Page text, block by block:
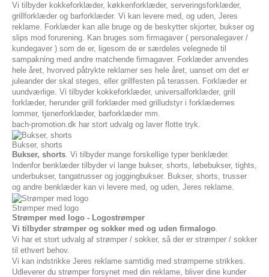
Vi tilbyder kokkeforklæder, køkkenforklæder, serveringsforklæder,
grillforklæder og barforklæder. Vi kan levere med, og uden, Jeres
reklame. Forklæder kan alle bruge og de beskytter skjorter, bukser og
slips mod forurening. Kan bruges som firmagaver ( personalegaver /
kundegaver ) som de er, ligesom de er særdeles velegnede til
sampakning med andre matchende firmagaver. Forklæder anvendes
hele året, hvorved påtrykte reklamer ses hele året, uanset om det er
juleander der skal steges, eller grillfesten på terassen. Forklæder er
uundværlige. Vi tilbyder kokkeforklæder, universalforklæder, grill
forklæder, herunder grill forklæder med grilludstyr i forklædernes
lommer, tjenerforklæder, barforklæder mm.
bach-promotion.dk har stort udvalg og laver flotte tryk.
Bukser, shorts
Bukser, shorts. Vi tilbyder mange forskellige typer benklæder.
Indenfor benklæder tilbyder vi lange bukser, shorts, løbebukser, tights,
underbukser, tangatrusser og joggingbukser. Bukser, shorts, trusser
og andre benklæder kan vi levere med, og uden, Jeres reklame.
Strømper med logo
Strømper med logo - Logostrømper
Vi tilbyder strømper og sokker med og uden firmalogo
Vi har et stort udvalg af strømper / sokker, så der er strømper / sokker
til ethvert behov.
Vi kan indstrikke Jeres reklame samtidig med strømperne strikkes.
Udleverer du strømper forsynet med din reklame, bliver dine kunder